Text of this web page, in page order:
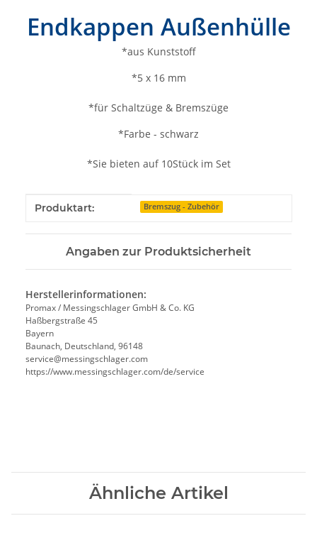
Endkappen Außenhülle
*aus Kunststoff
*5 x 16 mm
*für Schaltzüge & Bremszüge
*Farbe - schwarz
*Sie bieten auf 10Stück im Set
Produkteigenschaft
Wert
Produktart: Bremszug - Zubehör
Angaben zur Produktsicherheit
Herstellerinformationen:
Promax / Messingschlager GmbH & Co. KG
Haßbergstraße 45
Bayern
Baunach, Deutschland, 96148
service@messingschlager.com
https://www.messingschlager.com/de/service
Ähnliche Artikel